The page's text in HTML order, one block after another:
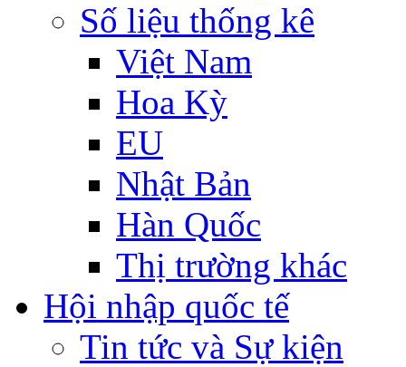
Số liệu thống kê
Việt Nam
Hoa Kỳ
EU
Nhật Bản
Hàn Quốc
Thị trường khác
Hội nhập quốc tế
Tin tức và Sự kiện